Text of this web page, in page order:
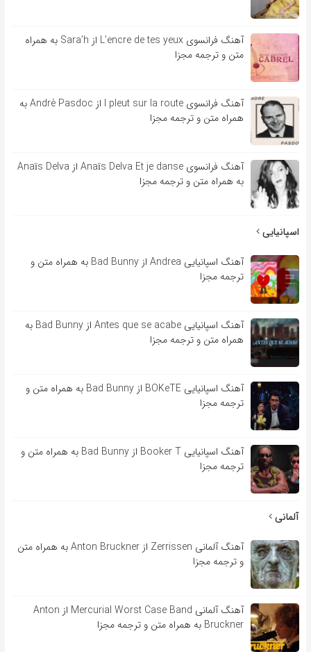
آهنگ فرانسوی L’encre de tes yeux از Sara’h به همراه
متن و ترجمه مجزا
آهنگ فرانسوی l pleut sur la route از André Pasdoc به
همراه متن و ترجمه مجزا
آهنگ فرانسوی Anaïs Delva Et je danse از Anaïs Delva
به همراه متن و ترجمه مجزا
اسپانیایی
آهنگ اسپانیایی Andrea از Bad Bunny به همراه متن و
ترجمه مجزا
آهنگ اسپانیایی Antes que se acabe از Bad Bunny به
همراه متن و ترجمه مجزا
آهنگ اسپانیایی BOKeTE از Bad Bunny به همراه متن و
ترجمه مجزا
آهنگ اسپانیایی Booker T از Bad Bunny به همراه متن و
ترجمه مجزا
آلمانی
آهنگ آلمانی Zerrissen از Anton Bruckner به همراه متن
و ترجمه مجزا
آهنگ آلمانی Mercurial Worst Case Band از Anton
Bruckner به همراه متن و ترجمه مجزا